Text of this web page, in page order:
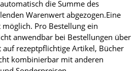
die Summe des
Warenwert abgezogen.Eine
Pro Bestellung ein
anwendbar bei Bestellungen über
auf rezeptpflichtige Artikel, Bücher
kombinierbar mit anderen